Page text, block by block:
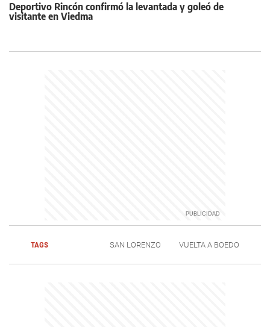
Deportivo Rincón confirmó la levantada y goleó de
visitante en Viedma
TAGS SAN LORENZO VUELTA A BOEDO